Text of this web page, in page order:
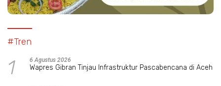
#Tren
1 6 Agustus 2026
Wapres Gibran Tinjau Infrastruktur Pascabencana di Aceh